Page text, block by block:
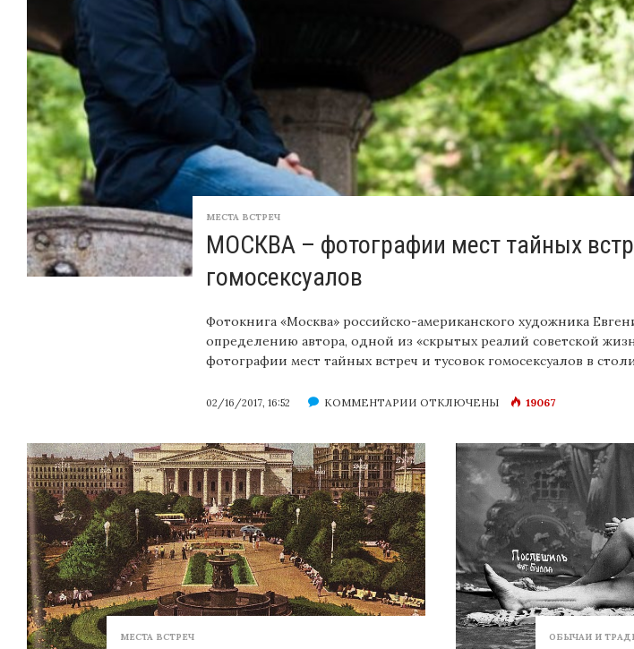
МЕСТА ВСТРЕЧ
МОСКВА – фотографии мест тайных
гомосексуалов
Фотокнига «Москва» российско-американского художника
определению автора, одной из «скрытых реалий советской
фотографии мест тайных встреч и тусовок гомосексуалов в
02/16/2017, 16:52 КОММЕНТАРИИК
–
ФОТОГРАФИИ
МЕСТ
ТАЙНЫХ
ВСТРЕЧ
И
ТУСОВОК
ГОМОСЕКСУАЛОВ
ОТКЛЮЧЕНЫ 19067
МЕСТА ВСТРЕЧ ОБЫЧАИ И